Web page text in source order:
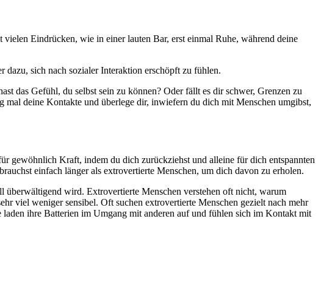
Eindrücken, wie in einer lauten Bar, erst einmal Ruhe, während deine
sich nach sozialer Interaktion erschöpft zu fühlen.
das Gefühl, du selbst sein zu können? Oder fällt es dir schwer, Grenzen zu
mal deine Kontakte und überlege dir, inwiefern du dich mit Menschen umgibst,
gewöhnlich Kraft, indem du dich zurückziehst und alleine für dich entspannten
einfach länger als extrovertierte Menschen, um dich davon zu erholen.
überwältigend wird. Extrovertierte Menschen verstehen oft nicht, warum
viel weniger sensibel. Oft suchen extrovertierte Menschen gezielt nach mehr
ihre Batterien im Umgang mit anderen auf und fühlen sich im Kontakt mit